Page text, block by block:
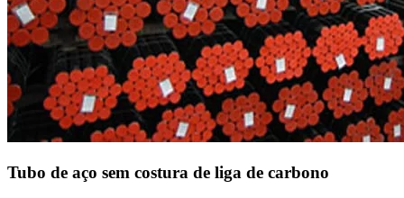
Tubo de aço sem costura de liga de carbono